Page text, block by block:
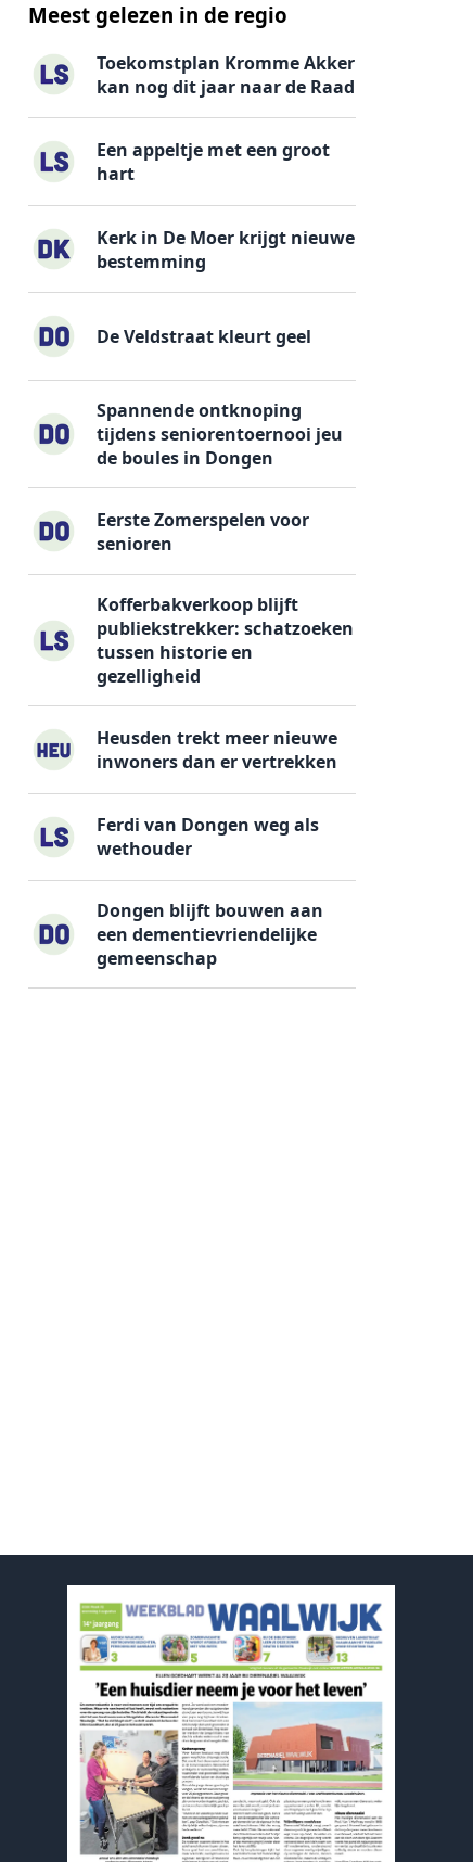
Meest gelezen in de regio
Toekomstplan Kromme Akker
kan nog dit jaar naar de Raad
Een appeltje met een groot
hart
Kerk in De Moer krijgt nieuwe
bestemming
De Veldstraat kleurt geel
Spannende ontknoping
tijdens seniorentoernooi jeu
de boules in Dongen
Eerste Zomerspelen voor
senioren
Kofferbakverkoop blijft
publiekstrekker: schatzoeken
tussen historie en
gezelligheid
Heusden trekt meer nieuwe
inwoners dan er vertrekken
Ferdi van Dongen weg als
wethouder
Dongen blijft bouwen aan
een dementievriendelijke
gemeenschap